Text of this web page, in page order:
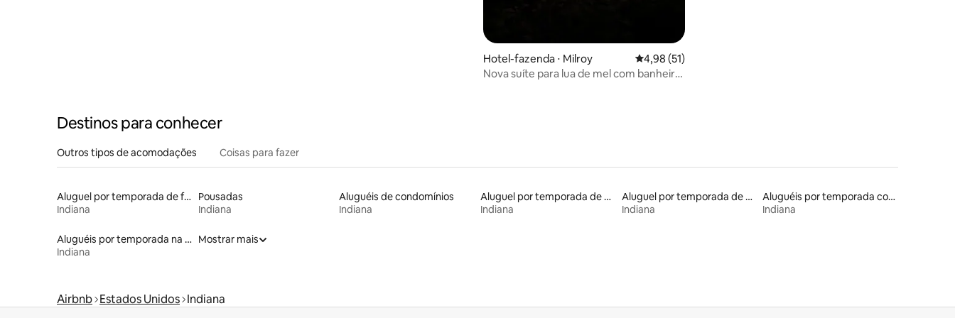
Hotel-fazenda ⋅ Milroy 4,98 de uma avaliação média de 5, 51 avaliações
4,98 (51)
Nova suíte para lua de mel com banheira
Destinos para conhecer
Outros tipos de acomodações Coisas para fazer
Aluguel por temporada de flats
Indiana
Pousadas
Indiana
Aluguéis de condomínios
Indiana
Aluguel por temporada de casas de hóspedes
Indiana
Aluguel por temporada de contêineres
Indiana
Aluguéis por temporada com sauna
Indiana
Aluguéis por temporada na orla
Indiana
Mostrar mais
Airbnb Estados Unidos Indiana